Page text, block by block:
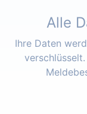
Alle
Ihre Daten